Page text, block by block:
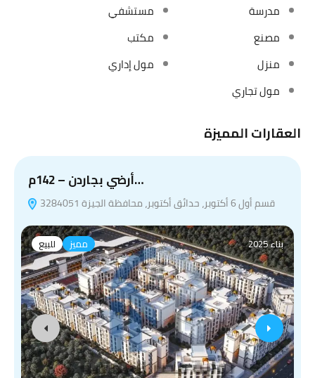
مدرسة
مستشفي
مصنع
مكتب
منزل
مول إداري
مول تجاري
العقارات المميزة
أرضي بجاردن – 142م…
قسم أول 6 أكتوبر، حدائق أكتوبر، محافظة الجيزة 3284051
للبيع مميز بناء 2025